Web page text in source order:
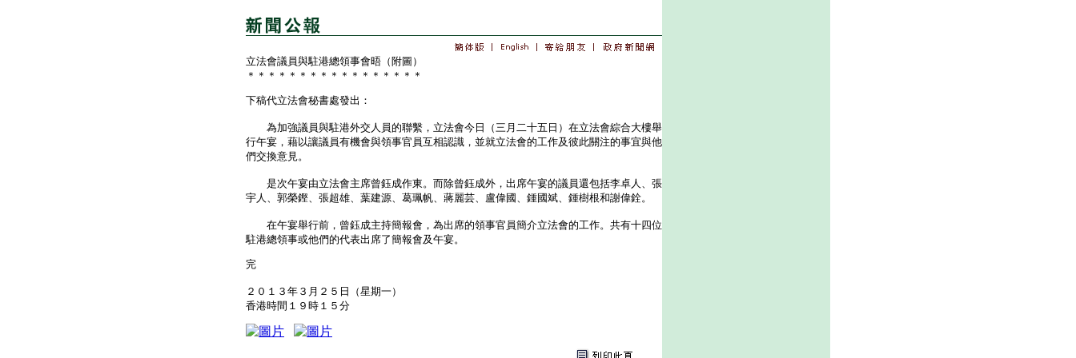
立法會議員與駐港總領事會晤（附圖）
＊＊＊＊＊＊＊＊＊＊＊＊＊＊＊＊＊
下稿代立法會秘書處發出：
為加強議員與駐港外交人員的聯繫，立法會今日（三月二十五日）在立法會綜合大樓舉
行午宴，藉以讓議員有機會與領事官員互相認識，並就立法會的工作及彼此關注的事宜與他
們交換意見。
是次午宴由立法會主席曾鈺成作東。而除曾鈺成外，出席午宴的議員還包括李卓人、張
宇人、郭榮鏗、張超雄、葉建源、葛珮帆、蔣麗芸、盧偉國、鍾國斌、鍾樹根和謝偉銓。
在午宴舉行前，曾鈺成主持簡報會，為出席的領事官員簡介立法會的工作。共有十四位
駐港總領事或他們的代表出席了簡報會及午宴。
完
２０１３年３月２５日（星期一）
香港時間１９時１５分